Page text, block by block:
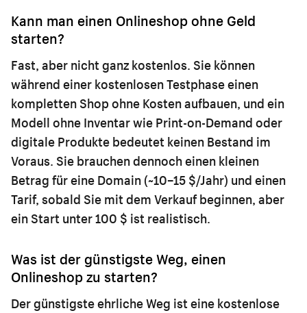
Kann man einen Onlineshop ohne Geld
starten?
Fast, aber nicht ganz kostenlos. Sie können
während einer kostenlosen Testphase einen
kompletten Shop ohne Kosten aufbauen, und ein
Modell ohne Inventar wie Print-on-Demand oder
digitale Produkte bedeutet keinen Bestand im
Voraus. Sie brauchen dennoch einen kleinen
Betrag für eine Domain (~10–15 $/Jahr) und einen
Tarif, sobald Sie mit dem Verkauf beginnen, aber
ein Start unter 100 $ ist realistisch.
Was ist der günstigste Weg, einen
Onlineshop zu starten?
Der günstigste ehrliche Weg ist eine kostenlose